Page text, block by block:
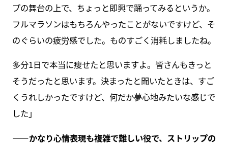
プの舞台の上で、ちょっと即興で踊ってみるというか。
フルマラソンはもちろんやったことがないですけど、そ
のぐらいの疲労感でした。ものすごく消耗しましたね。
多分1日で本当に痩せたと思いますよ。皆さんもきっと
そうだったと思います。決まったと聞いたときは、すご
くうれしかったですけど、何だか夢心地みたいな感じで
した」
――かなり心情表現も複雑で難しい役で、ストリップの